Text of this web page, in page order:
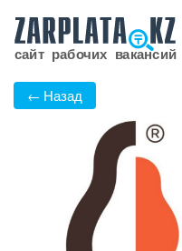
← Назад